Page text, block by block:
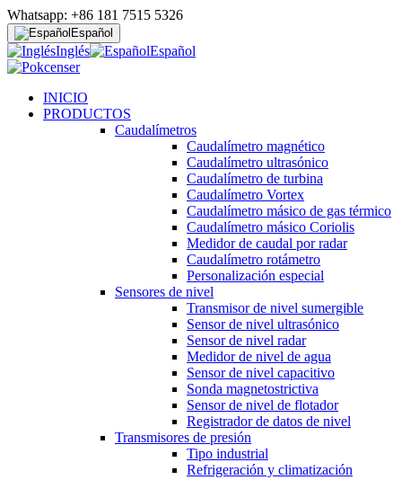
Whatsapp: +86 181 7515 5326
Español
Inglés Español
INICIO
PRODUCTOS
Caudalímetros
Caudalímetro magnético
Caudalímetro ultrasónico
Caudalímetro de turbina
Caudalímetro Vortex
Caudalímetro másico de gas térmico
Caudalímetro másico Coriolis
Medidor de caudal por radar
Caudalímetro rotámetro
Personalización especial
Sensores de nivel
Transmisor de nivel sumergible
Sensor de nivel ultrasónico
Sensor de nivel radar
Medidor de nivel de agua
Sensor de nivel capacitivo
Sonda magnetostrictiva
Sensor de nivel de flotador
Registrador de datos de nivel
Transmisores de presión
Tipo industrial
Refrigeración y climatización